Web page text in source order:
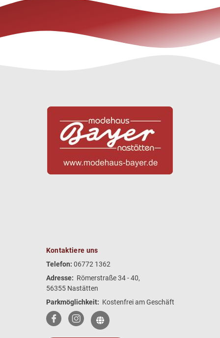
Kontaktiere uns
Telefon: 06772 1362
Adresse: Römerstraße 34 - 40,
56355 Nastätten
Parkmöglichkeit: Kostenfrei am Geschäft